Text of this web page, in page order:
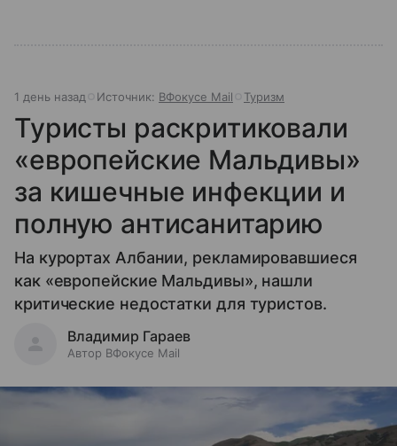
1 день назад Источник: ВФокусе Mail Туризм
Туристы раскритиковали
«европейские Мальдивы»
за кишечные инфекции и
полную антисанитарию
На курортах Албании, рекламировавшиеся
как «европейские Мальдивы», нашли
критические недостатки для туристов.
Владимир Гараев
Автор ВФокусе Mail